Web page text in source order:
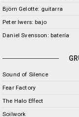
Björn Gelotte: guitarra
Peter Iwers: bajo
Daniel Svensson: batería
Sound of Silence
Fear Factory
The Halo Effect
Soilwork